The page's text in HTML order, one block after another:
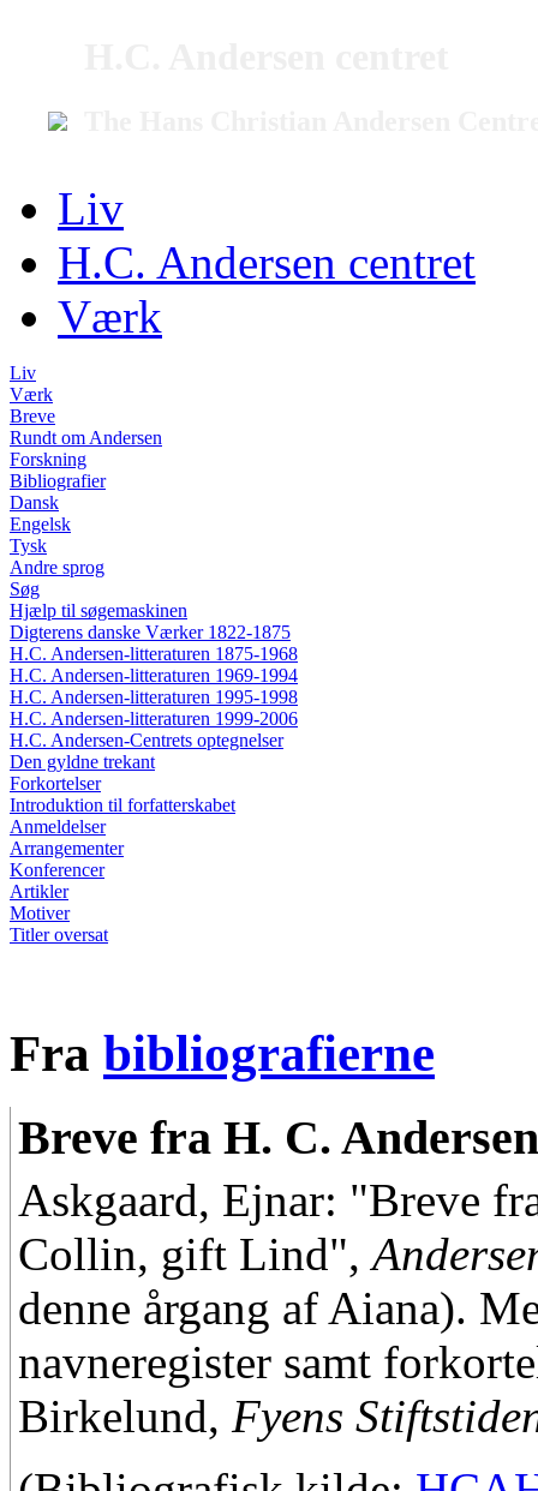
Liv
H.C. Andersen centret
Værk
Liv
Værk
Breve
Rundt om Andersen
Forskning
Bibliografier
Dansk
Engelsk
Tysk
Andre sprog
Søg
Hjælp til søgemaskinen
Digterens danske Værker 1822-1875
H.C. Andersen-litteraturen 1875-1968
H.C. Andersen-litteraturen 1969-1994
H.C. Andersen-litteraturen 1995-1998
H.C. Andersen-litteraturen 1999-2006
H.C. Andersen-Centrets optegnelser
Den gyldne trekant
Forkortelser
Introduktion til forfatterskabet
Anmeldelser
Arrangementer
Konferencer
Artikler
Motiver
Titler oversat
Fra bibliografierne
Breve fra H. C.
Askgaard, Ejnar: "Breve
Collin, gift Lind",
denne årgang af Aiana).
navneregister samt
Birkelund, Fyens